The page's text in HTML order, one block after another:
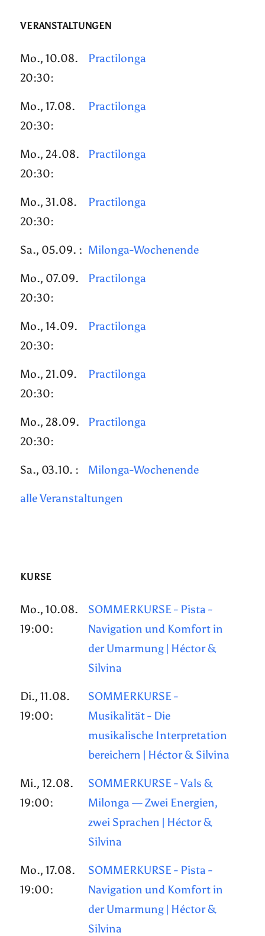
VERANSTALTUNGEN
Mo., 10.08.
20:30:
Practilonga
Mo., 17.08.
20:30:
Practilonga
Mo., 24.08.
20:30:
Practilonga
Mo., 31.08.
20:30:
Practilonga
Sa., 05.09. : Milonga-Wochenende
Mo., 07.09.
20:30:
Practilonga
Mo., 14.09.
20:30:
Practilonga
Mo., 21.09.
20:30:
Practilonga
Mo., 28.09.
20:30:
Practilonga
Sa., 03.10. : Milonga-Wochenende
alle Veranstaltungen
KURSE
Mo., 10.08.
19:00:
SOMMERKURSE - Pista -
Navigation und Komfort in
der Umarmung | Héctor &
Silvina
Di., 11.08.
19:00:
SOMMERKURSE -
Musikalität - Die
musikalische Interpretation
bereichern | Héctor & Silvina
Mi., 12.08.
19:00:
SOMMERKURSE - Vals &
Milonga — Zwei Energien,
zwei Sprachen | Héctor &
Silvina
Mo., 17.08.
19:00:
SOMMERKURSE - Pista -
Navigation und Komfort in
der Umarmung | Héctor &
Silvina